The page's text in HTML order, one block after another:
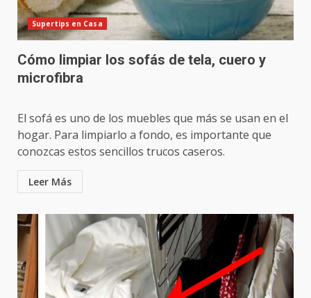
Supertips en Casa
Cómo limpiar los sofás de tela, cuero y
microfibra
El sofá es uno de los muebles que más se usan en el
hogar. Para limpiarlo a fondo, es importante que
conozcas estos sencillos trucos caseros.
Leer Más